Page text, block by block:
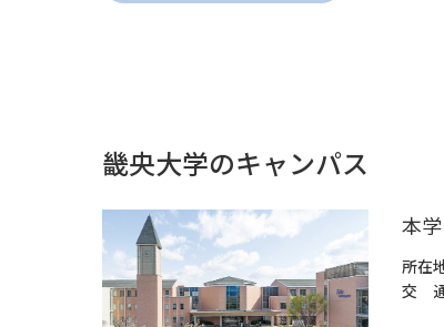
畿央大学のキャンパス
本
所在
交